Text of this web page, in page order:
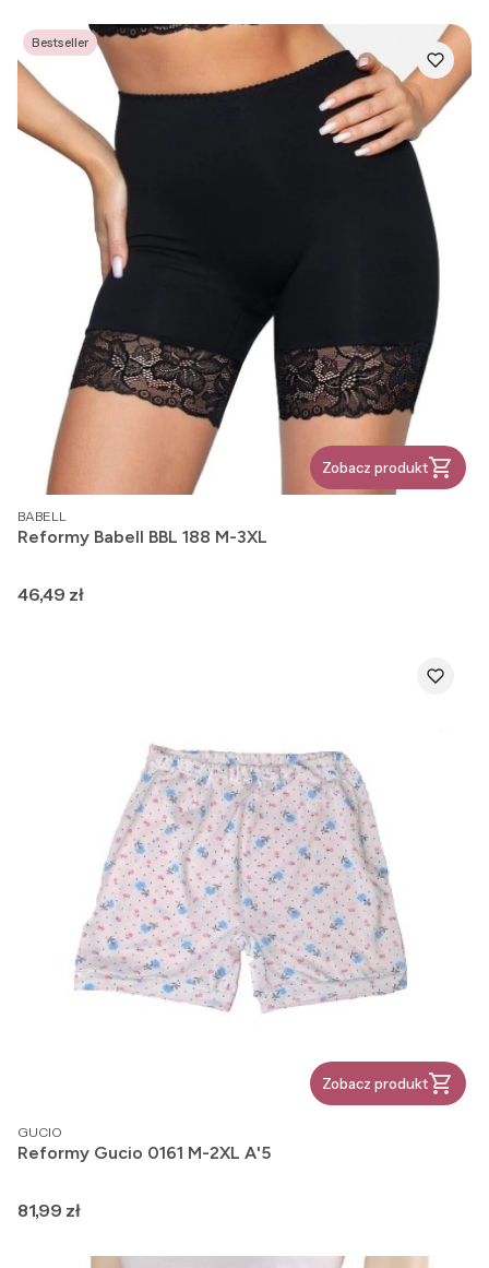
Bestseller
Zobacz produkt
PRODUCENT
BABELL
Reformy Babell BBL 188 M-3XL
Cena
46,49 zł
Zobacz produkt
PRODUCENT
GUCIO
Reformy Gucio 0161 M-2XL A'5
Cena
81,99 zł